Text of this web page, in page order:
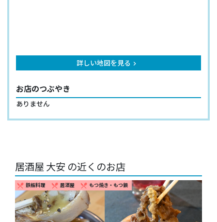
詳しい地図を見る keyboard_arrow_right
お店のつぶやき
ありません
居酒屋 大安 の近くのお店
restaurant_menu 鉄板料理 restaurant_menu 居酒屋 restaurant_menu もつ焼き・もつ鍋